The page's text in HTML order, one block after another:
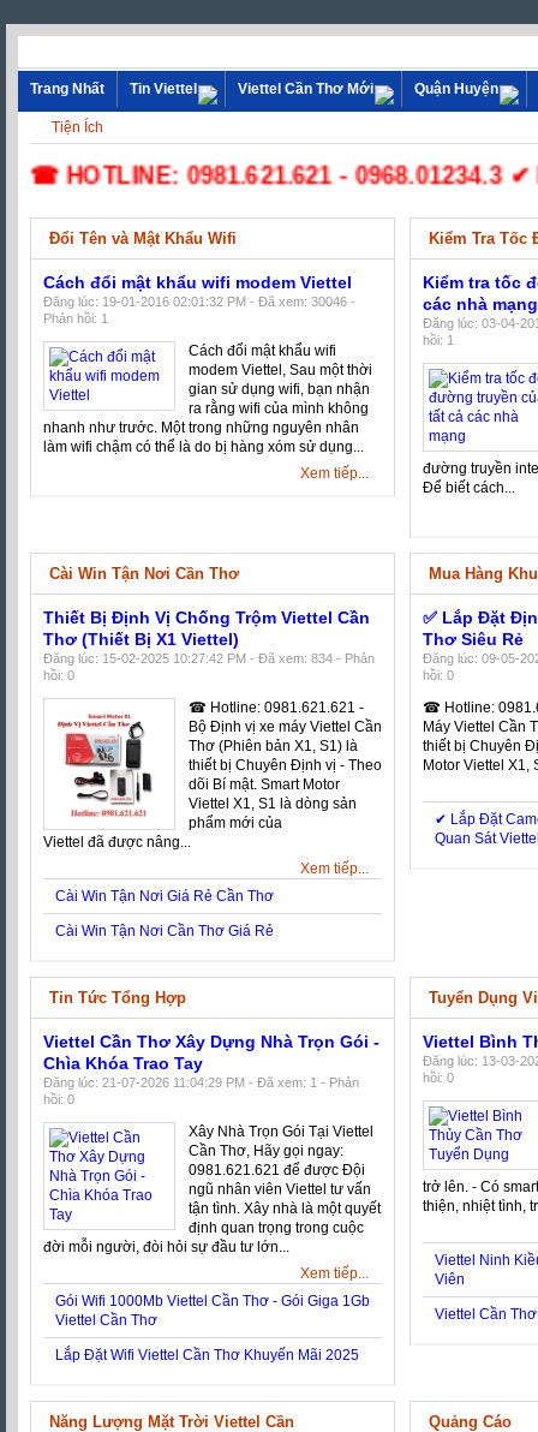
Trang Nhất Tin Viettel Viettel Cần Thơ Mới Quận Huyện
Tiện Ích
HOTLINE: 0981.621.621 - 0968.01234.3 ✔
Đổi Tên và Mật Khẩu Wifi
Cách đổi mật khẩu wifi modem Viettel
Đăng lúc: 19-01-2016 02:01:32 PM - Đã xem: 30046 -
Phản hồi: 1
Cách đổi mật khẩu wifi
modem Viettel, Sau một thời
gian sử dụng wifi, bạn nhận
ra rằng wifi của mình không
nhanh như trước. Một trong những nguyên nhân
làm wifi chậm có thể là do bị hàng xóm sử dụng...
Xem tiếp...
Kiểm Tra Tốc
Kiểm tra tốc
các nhà mạng
Đăng lúc: 03-04-
hồi: 1
đường truyền
Để biết cách...
Cài Win Tận Nơi Cần Thơ
Thiết Bị Định Vị Chống Trộm Viettel Cần
Thơ (Thiết Bị X1 Viettel)
Đăng lúc: 15-02-2025 10:27:42 PM - Đã xem: 834 - Phản
hồi: 0
☎ Hotline: 0981.621.621 -
Bộ Định vị xe máy Viettel Cần
Thơ (Phiên bản X1, S1) là
thiết bị Chuyên Định vị - Theo
dõi Bí mật. Smart Motor
Viettel X1, S1 là dòng sản
phẩm mới của
Viettel đã được nâng...
Xem tiếp...
Cài Win Tận Nơi Giá Rẻ Cần Thơ
Cài Win Tận Nơi Cần Thơ Giá Rẻ
Mua Hàng
✅ Lắp Đặt
Thơ Siêu Rẻ
Đăng lúc: 09-05-
hồi: 0
☎ Hotline:
Máy Viettel Cần
thiết bị Chuyên
Motor Viettel X1,
✔‎ Lắp Đặt
Quan Sát
Tin Tức Tổng Hợp
Viettel Cần Thơ Xây Dựng Nhà Trọn Gói -
Chìa Khóa Trao Tay
Đăng lúc: 21-07-2026 11:04:29 PM - Đã xem: 1 - Phản
hồi: 0
Xây Nhà Trọn Gói Tại Viettel
Cần Thơ, Hãy gọi ngay:
0981.621.621 để được Đội
ngũ nhân viên Viettel tư vấn
tận tình. Xây nhà là một quyết
định quan trọng trong cuộc
đời mỗi người, đòi hỏi sự đầu tư lớn...
Xem tiếp...
Gói Wifi 1000Mb Viettel Cần Thơ - Gói Giga 1Gb
Viettel Cần Thơ
Lắp Đặt Wifi Viettel Cần Thơ Khuyến Mãi 2025
Tuyển Dụng
Viettel Bình
Đăng lúc: 13-03-
hồi: 0
trở lên. - Có
thiện, nhiệt tình,
Viettel Ninh
Viên
Viettel Cần
Năng Lượng Mặt Trời Viettel Cần
Quảng Cáo